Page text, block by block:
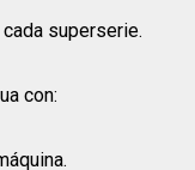
superserie.
con: